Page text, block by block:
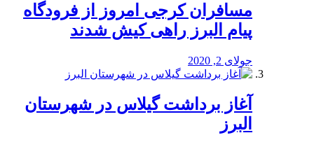
مسافران کرجی امروز از فرودگاه
پیام البرز راهی کیش شدند
جولای 2, 2020
آغاز برداشت گیلاس در شهرستان
البرز